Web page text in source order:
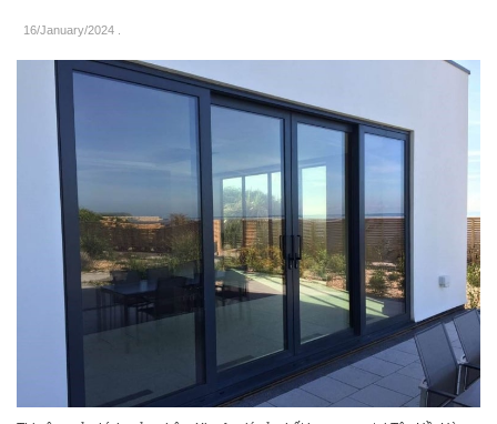
16/January/2024